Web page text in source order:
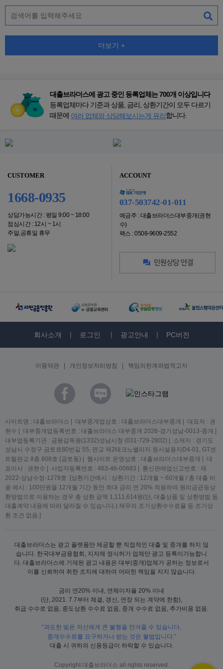
더보기 +
대출브라더스에 광고 중인 등록업체는 700개 이상입니다
등록업체마다 기준과 상품, 금리, 상환기간이 모두 다르기
때문에 여러 업체와 상담해보시는게 유리합니다.
CUSTOMER
1668-0935
상담가능시간 : 평일 9:00 ~ 18:00
점심시간 : 12시 ~ 1시
주말,공휴일 휴무
ACCOUNT
037-503742-01-011
예금주 : 대출브라더스대부중개(권현
수)
팩스 : 0508-9609-2552
회사소개 로그인 광고안내 PC버전
이용약관 개인정보처리방침 책임의한계와법적고지
사이트명 : 대출브라더스 | 대부중개업상호 : 대출브라더스대부중개 | 대표자 : 권
현수 | 대부중개업등록번호 : 대출브라더스 대부중개 2026-경기성남-0013-중개 |
대부업등록기관 : 금융감독원(1332)성남시청 (031-729-2802) | 소재지 : 경기도
성남시 수정구 금토로80번길 55, 판교 제2테크노밸리지 원시설용지D4-01, GT센
트럴판교 8층 808호 (금토동) | 웹사이트 운영상호 : 대출브라더스대부중개 | 대
표이사 : 권현수 | 사업자등록번호 : 463-46-00683 | 통신판매업신고번호 : 제
2022-성남수정-1278호 [상환기간예시 : 상환기간 : 12개월 ~ 60개월 / 총 대출 비
용 예시 : 100만원을 12개월 기간 동안 최대 금리 연 20% 적용하여 원리금균등상
환방법으로 이용하는 경우 총 상환 금액 1,111,614원(단, 대출상품 및 상환방법 등
대출계약 내용에 따라 달라질 수 있습니다.) 채무의 조기상환수수료율 등 조기상
환 조건 없음.]
대출브라더스는 광고 플랫폼만 제공할 뿐 직접적인 대출 및 중개를 하지 않
습니다. 한국대부금융협회, 지자체 정식허가 업체만 광고 등록이가능합니
다. 대출브라더스에 기재된 광고 내용은 대부(중개)업체가 공하는 정보로서
이를 신뢰하여 취한 조치에 대하여 어떠한 책임을 지지 않습니다.
금리 연20% 이내, 연체이자율 20% 이내
(단, 2021. 7.7부터 체결, 갱신, 연장 되는 계약에 한함),
취급 수수로 없음, 중도상환 수수료 없음, 중개 수수료 없음, 추가비용 없음.
“과도한 빚은 자신에게 큰 불행을 안겨줄 수 있습니다,
중개수수료를 요구하거나 받는 것은 불법입니다.”
대출 시 귀하의 신용등급이 하락할 수 있습니다.
Copyright 대출브라더스 all rights reserved.